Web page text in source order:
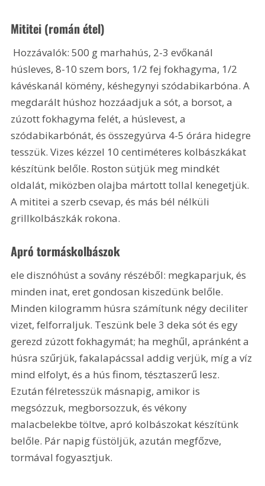
Mititei (román étel)
húsleves, 8-10 szem bors, 1/2 fej fokhagyma, 1/2
kávéskanál kömény, késhegynyi szódabikarbóna. A
megdarált húshoz hozzáadjuk a sót, a borsot, a
zúzott fokhagyma felét, a húslevest, a
szódabikarbónát, és összegyúrva 4-5 órára hidegre
tesszük. Vizes kézzel 10 centiméteres kolbászkákat
készítünk belőle. Roston sütjük meg mindkét
oldalát, miközben olajba mártott tollal kenegetjük.
A mititei a szerb csevap, és más bél nélküli
grillkolbászkák rokona.
Apró tormáskolbászok
ele disznóhúst a sovány részéből: megkaparjuk, és
minden inat, eret gondosan kiszedünk belőle.
Minden kilogramm húsra számítunk négy deciliter
vizet, felforraljuk. Teszünk bele 3 deka sót és egy
gerezd zúzott fokhagymát; ha meghűl, apránként a
húsra szűrjük, fakalapácssal addig verjük, míg a víz
mind elfolyt, és a hús finom, tésztaszerű lesz.
Ezután félretesszük másnapig, amikor is
megsózzuk, megborsozzuk, és vékony
malacbelekbe töltve, apró kolbászokat készítünk
belőle. Pár napig füstöljük, azután megfőzve,
tormával fogyasztjuk.